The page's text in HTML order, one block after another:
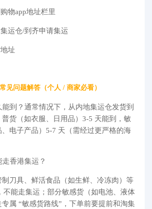
物app地址栏里
运仓/到齐申请集运
址
见问题解答（个人 / 商家必看）​
能到？通常情况下，从内地集运仓发货到
货（如衣服、日用品）3-5 天能到，敏
电子产品）5-7 天（需经过更严格的海
香港集运？​
刀具、鲜活食品（如生鲜、冷冻肉）等
不能走集运；部分敏感货（如电池、液体
属 “敏感货路线”，下单前要提前和淘集